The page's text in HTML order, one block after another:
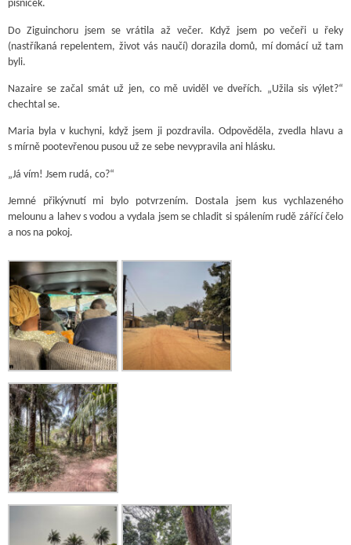
písniček.
Do Ziguinchoru jsem se vrátila až večer. Když jsem po večeři u řeky
(nastříkaná repelentem, život vás naučí) dorazila domů, mí domácí už tam
byli.
Nazaire se začal smát už jen, co mě uviděl ve dveřích. „Užila sis výlet?“
chechtal se.
Maria byla v kuchyni, když jsem ji pozdravila. Odpověděla, zvedla hlavu a
s mírně pootevřenou pusou už ze sebe nevypravila ani hlásku.
„Já vím! Jsem rudá, co?“
Jemné přikývnutí mi bylo potvrzením. Dostala jsem kus vychlazeného
melounu a lahev s vodou a vydala jsem se chladit si spálením rudě zářící čelo
a nos na pokoj.